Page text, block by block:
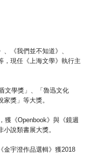
《我們並不知道》、
，現任《上海文學》執行主
文學獎」、「魯迅文化
獎」等大獎。
獲《Openbook》與《鏡週
說類書展大獎。
金宇澄作品選輯》獲2018